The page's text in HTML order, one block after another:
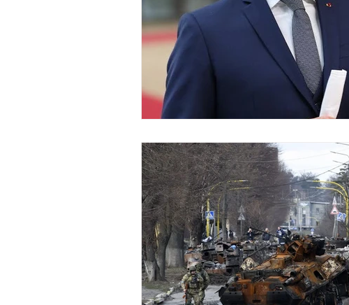
Disparitions Actualités Culture
économie mondiales Enquête vidéos